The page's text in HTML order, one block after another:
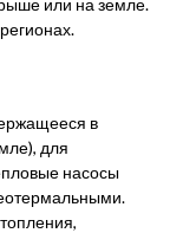
или на земле.
в
для
насосы